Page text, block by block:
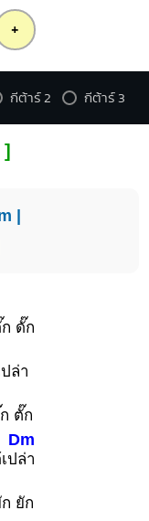
+
กีต้าร์ 2 กีต้าร์ 3
]
|
ดั๊ก
ล่า
ตั๊ก
ป
Dm
ล่า
ยัก